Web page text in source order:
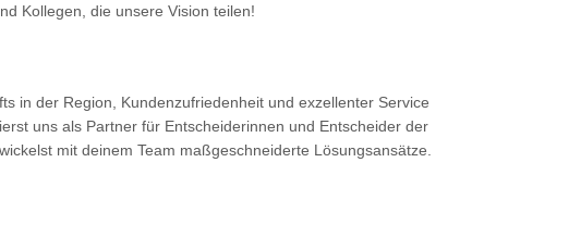
Kollegen, die unsere Vision teilen!
in der Region, Kundenzufriedenheit und exzellenter Service
uns als Partner für Entscheiderinnen und Entscheider der
mit deinem Team maßgeschneiderte Lösungsansätze.